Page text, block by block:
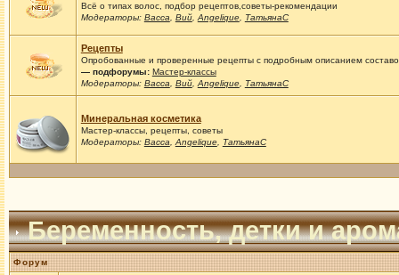
Всё о типах волос, подбор рецептов,советы-рекомендации
Модераторы: Васса Вий, Angelique, ТатьянаС
Рецепты
Опробованные и проверенные рецепты с подробным описанием
— подфорумы: Мастер-классы
Модераторы: Васса Вий, Angelique, ТатьянаС
Минеральная косметика
Мастер-классы, рецепты, советы
Модераторы: Васса Angelique, ТатьянаС
Беременность, детки и
Форум